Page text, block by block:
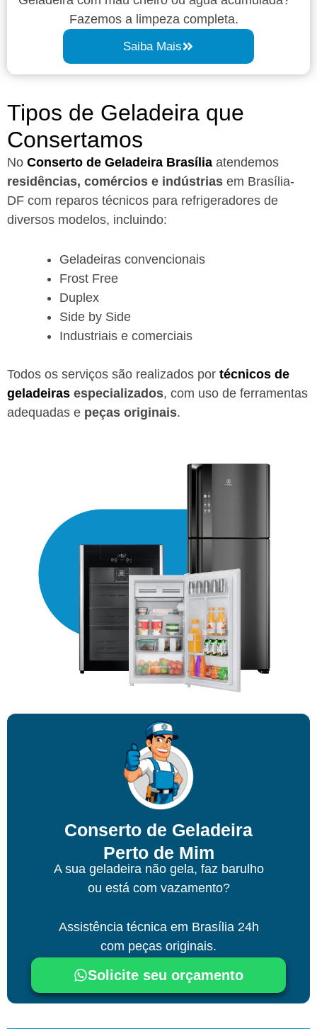
Fazemos a limpeza completa.
Saiba Mais
Tipos de Geladeira que
Consertamos
No Conserto de Geladeira Brasília atendemos
residências, comércios e indústrias em Brasília-
DF com reparos técnicos para refrigeradores de
diversos modelos, incluindo:
Geladeiras convencionais
Frost Free
Duplex
Side by Side
Industriais e comerciais
Todos os serviços são realizados por técnicos de
geladeiras especializados, com uso de ferramentas
adequadas e peças originais.
Conserto de Geladeira
Perto de Mim
A sua geladeira não gela, faz barulho
ou está com vazamento?
Assistência técnica em Brasília24h
com peças originais.
Solicite seu orçamento